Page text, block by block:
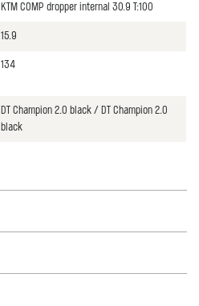
KTM COMP dropper internal 30.9 T:100
15.9
134
DT Champion 2.0 black / DT Champion 2.0
black